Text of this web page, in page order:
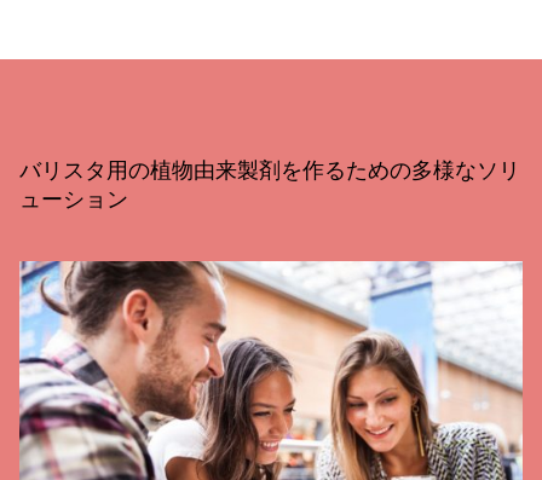
バリスタ用の植物由来製剤を作るための多様なソリ
ューション